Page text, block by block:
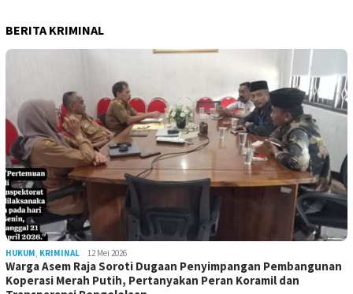
BERITA KRIMINAL
HUKUM, KRIMINAL 12 Mei 2026
Warga Asem Raja Soroti Dugaan Penyimpangan Pembangunan
Koperasi Merah Putih, Pertanyakan Peran Koramil dan